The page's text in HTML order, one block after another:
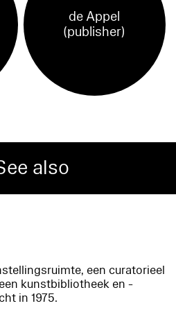
de Appel
(publisher)
also
een curatorieel
kunstbibliotheek en -
in 1975.